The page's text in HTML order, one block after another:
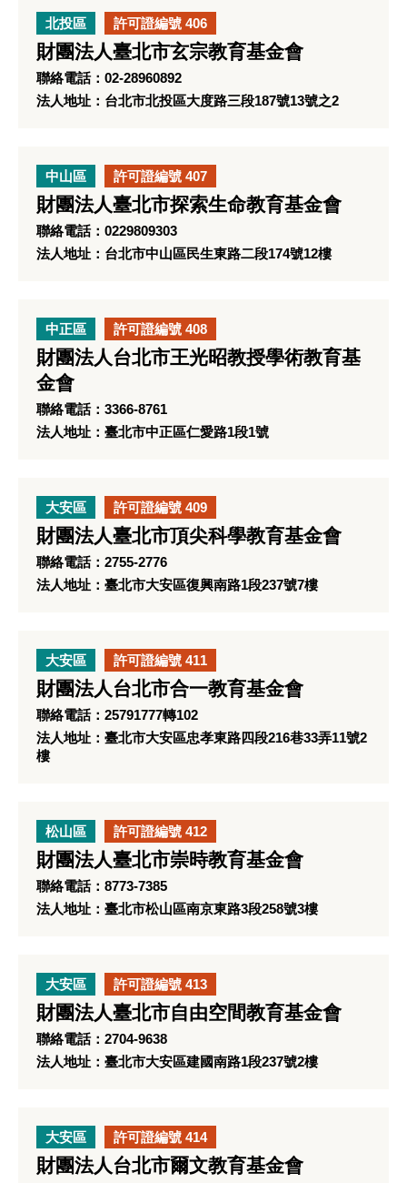
北投區 許可證編號 406
財團法人臺北市玄宗教育基金會
聯絡電話：02-28960892
法人地址：台北市北投區大度路三段187號13號之2
中山區 許可證編號 407
財團法人臺北市探索生命教育基金會
聯絡電話：0229809303
法人地址：台北市中山區民生東路二段174號12樓
中正區 許可證編號 408
財團法人台北市王光昭教授學術教育基
金會
聯絡電話：3366-8761
法人地址：臺北市中正區仁愛路1段1號
大安區 許可證編號 409
財團法人臺北市頂尖科學教育基金會
聯絡電話：2755-2776
法人地址：臺北市大安區復興南路1段237號7樓
大安區 許可證編號 411
財團法人台北市合一教育基金會
聯絡電話：25791777轉102
法人地址：臺北市大安區忠孝東路四段216巷33弄11號2
樓
松山區 許可證編號 412
財團法人臺北市崇時教育基金會
聯絡電話：8773-7385
法人地址：臺北市松山區南京東路3段258號3樓
大安區 許可證編號 413
財團法人臺北市自由空間教育基金會
聯絡電話：2704-9638
法人地址：臺北市大安區建國南路1段237號2樓
大安區 許可證編號 414
財團法人台北市爾文教育基金會